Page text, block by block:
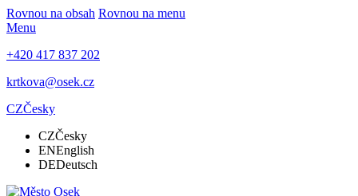
Rovnou na obsah Rovnou na menu
Menu
+420 417 837 202
krtkova@osek.cz
CZČesky
CZČesky
ENEnglish
DEDeutsch